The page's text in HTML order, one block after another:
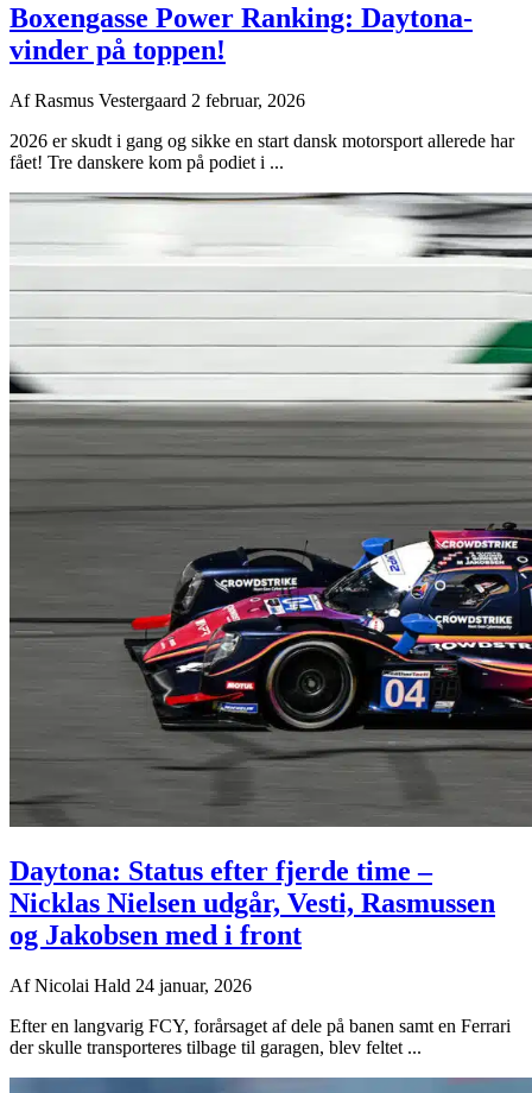
Boxengasse Power Ranking: Daytona-
vinder på toppen!
AfRasmus Vestergaard 2 februar, 2026
2026 er skudt i gang og sikke en start dansk motorsport allerede har
fået! Tre danskere kom på podiet i ...
Daytona: Status efter fjerde time –
Nicklas Nielsen udgår, Vesti, Rasmussen
og Jakobsen med i front
AfNicolai Hald 24 januar, 2026
Efter en langvarig FCY, forårsaget af dele på banen samt en Ferrari
der skulle transporteres tilbage til garagen, blev feltet ...